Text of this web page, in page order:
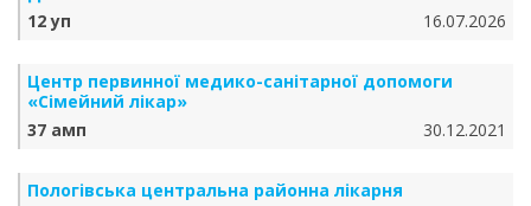
12 уп
16.07.2026
Центр первинної медико-санітарної допомоги
«Сімейний лікар»
37 амп
30.12.2021
Пологівська центральна районна лікарня